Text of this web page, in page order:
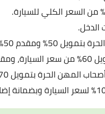
الدخل.
50% ومقدم 50%.
40%.
الحرة بتمويل 70%، ومقدم 30%.